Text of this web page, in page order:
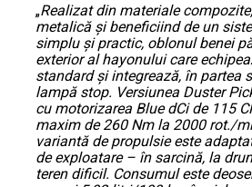
„Realizat din materiale
metalică și beneficiind de un
simplu și practic, oblonul benei
exterior al hayonului care
standard și integrează, în partea
lampă stop. Versiunea Duster
cu motorizarea Blue dCi de 115
maxim de 260 Nm la 2000 rot./
variantă de propulsie este
de exploatare – în sarcină, la
teren dificil. Consumul este